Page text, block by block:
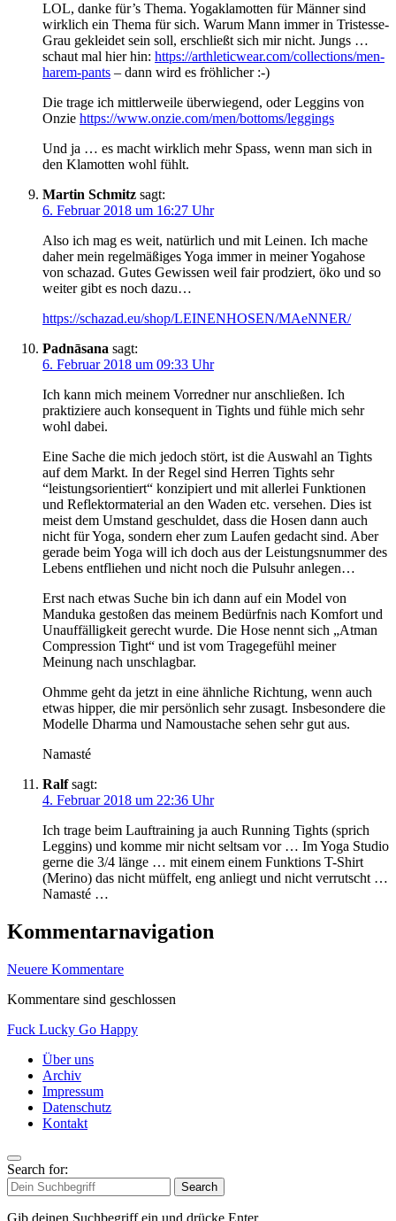
LOL, danke für’s Thema. Yogaklamotten für Männer sind
wirklich ein Thema für sich. Warum Mann immer in Tristesse-
Grau gekleidet sein soll, erschließt sich mir nicht. Jungs …
schaut mal hier hin: https://arthleticwear.com/collections/men-
harem-pants – dann wird es fröhlicher :-)
Die trage ich mittlerweile überwiegend, oder Leggins von
Onzie https://www.onzie.com/men/bottoms/leggings
Und ja … es macht wirklich mehr Spass, wenn man sich in
den Klamotten wohl fühlt.
Martin Schmitz sagt:
6. Februar 2018 um 16:27 Uhr
Also ich mag es weit, natürlich und mit Leinen. Ich mache
daher mein regelmäßiges Yoga immer in meiner Yogahose
von schazad. Gutes Gewissen weil fair prodziert, öko und so
weiter gibt es noch dazu…
https://schazad.eu/shop/LEINENHOSEN/MAeNNER/
Padnāsana sagt:
6. Februar 2018 um 09:33 Uhr
Ich kann mich meinem Vorredner nur anschließen. Ich
praktiziere auch konsequent in Tights und fühle mich sehr
wohl dabei.
Eine Sache die mich jedoch stört, ist die Auswahl an Tights
auf dem Markt. In der Regel sind Herren Tights sehr
“leistungsorientiert“ konzipiert und mit allerlei Funktionen
und Reflektormaterial an den Waden etc. versehen. Dies ist
meist dem Umstand geschuldet, dass die Hosen dann auch
nicht für Yoga, sondern eher zum Laufen gedacht sind. Aber
gerade beim Yoga will ich doch aus der Leistungsnummer des
Lebens entfliehen und nicht noch die Pulsuhr anlegen…
Erst nach etwas Suche bin ich dann auf ein Model von
Manduka gestoßen das meinem Bedürfnis nach Komfort und
Unauffälligkeit gerecht wurde. Die Hose nennt sich „Atman
Compression Tight“ und ist vom Tragegefühl meiner
Meinung nach unschlagbar.
Ohmme geht da jetzt in eine ähnliche Richtung, wenn auch
etwas hipper, die mir persönlich sehr zusagt. Insbesondere die
Modelle Dharma und Namoustache sehen sehr gut aus.
Namasté
Ralf sagt:
4. Februar 2018 um 22:36 Uhr
Ich trage beim Lauftraining ja auch Running Tights (sprich
Leggins) und komme mir nicht seltsam vor … Im Yoga Studio
gerne die 3/4 länge … mit einem einem Funktions T-Shirt
(Merino) das nicht müffelt, eng anliegt und nicht verrutscht …
Namasté …
Kommentarnavigation
Neuere Kommentare
Kommentare sind geschlossen
Fuck Lucky Go Happy
Über uns
Archiv
Impressum
Datenschutz
Kontakt
Search for:
Search
Gib deinen Suchbegriff ein und drücke Enter.